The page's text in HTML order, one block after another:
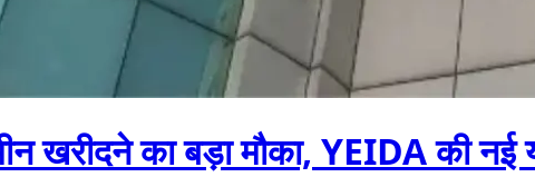
खरीदने का बड़ा मौका, YEIDA की नई